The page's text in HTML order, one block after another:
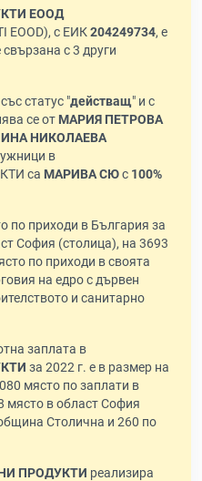
ЕООД
EOOD), с ЕИК204249734, е
свързана с 3 други
статус "действащ" и с
се от МАРИЯ ПЕТРОВА
НИКОЛАЕВА
в
са МАРИВА СЮс 100%
по приходи в България за
София (столица), на 3693
по приходи в своята
на едро с дървен
и санитарно
заплата в
за 2022 г. е в размер на
място по заплати в
място в област София
Столична и 260 по
ПРОДУКТИ реализира